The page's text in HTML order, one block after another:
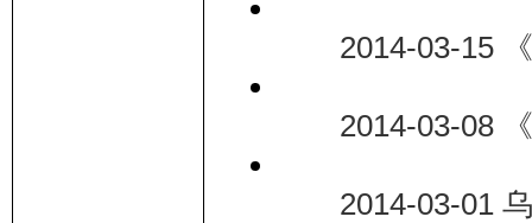
2014-03-15 《
2014-03-08 《
2014-03-01 乌